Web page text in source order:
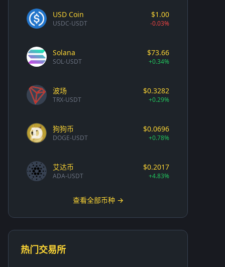
USD Coin
USDC-USDT
$1.00
-0.03%
Solana
SOL-USDT
$73.66
+0.34%
波场
TRX-USDT
$0.3282
+0.29%
狗狗币
DOGE-USDT
$0.0696
+0.78%
艾达币
ADA-USDT
$0.2017
+4.83%
查看全部币种 →
热门交易所